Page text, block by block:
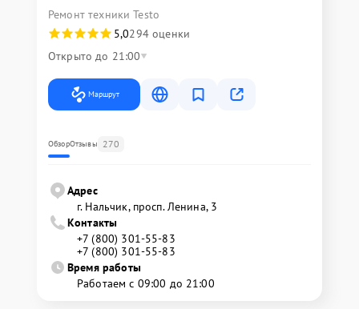
Ремонт техники Testo
5,0294 оценки
Открыто до 21:00
Маршрут
ОбзорОтзывы 270
Адрес
г. Нальчик, просп. Ленина, 3
Контакты
+7 (800) 301-55-83
+7 (800) 301-55-83
Время работы
Работаем с 09:00 до 21:00